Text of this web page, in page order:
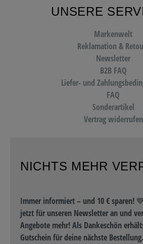
UNSERE
Markenwelt
Reklamation &
Newsletter
B2B FAQ
Liefer- und
FAQ
Sonderartikel
Vertrag widerrufen
NICHTS MEHR
Immer informiert – und 10 € sparen!
jetzt für unseren Newsletter an und
Angebote mehr! Als Dankeschön
Gutschein für deine nächste